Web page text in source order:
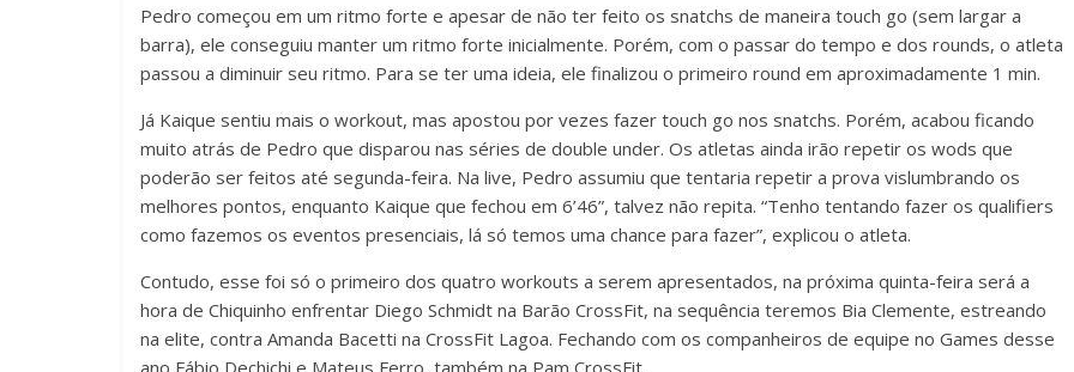
Pedro começou em um ritmo forte e apesar de não ter feito os snatchs de maneira touch go (sem largar a
barra), ele conseguiu manter um ritmo forte inicialmente. Porém, com o passar do tempo e dos rounds, o atleta
passou a diminuir seu ritmo. Para se ter uma ideia, ele finalizou o primeiro round em aproximadamente 1 min.
Já Kaique sentiu mais o workout, mas apostou por vezes fazer touch go nos snatchs. Porém, acabou ficando
muito atrás de Pedro que disparou nas séries de double under. Os atletas ainda irão repetir os wods que
poderão ser feitos até segunda-feira. Na live, Pedro assumiu que tentaria repetir a prova vislumbrando os
melhores pontos, enquanto Kaique que fechou em 6’46”, talvez não repita. “Tenho tentando fazer os qualifiers
como fazemos os eventos presenciais, lá só temos uma chance para fazer”, explicou o atleta.
Contudo, esse foi só o primeiro dos quatro workouts a serem apresentados, na próxima quinta-feira será a
hora de Chiquinho enfrentar Diego Schmidt na Barão CrossFit, na sequência teremos Bia Clemente, estreando
na elite, contra Amanda Bacetti na CrossFit Lagoa. Fechando com os companheiros de equipe no Games desse
ano Fábio Dechichi e Mateus Ferro, também na Pam CrossFit.